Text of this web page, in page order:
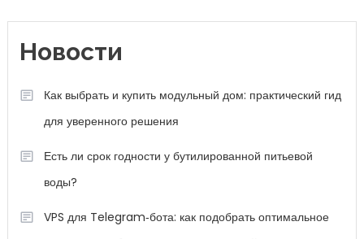
Новости
Как выбрать и купить модульный дом: практический гид
для уверенного решения
Есть ли срок годности у бутилированной питьевой
воды?
VPS для Telegram‑бота: как подобрать оптимальное